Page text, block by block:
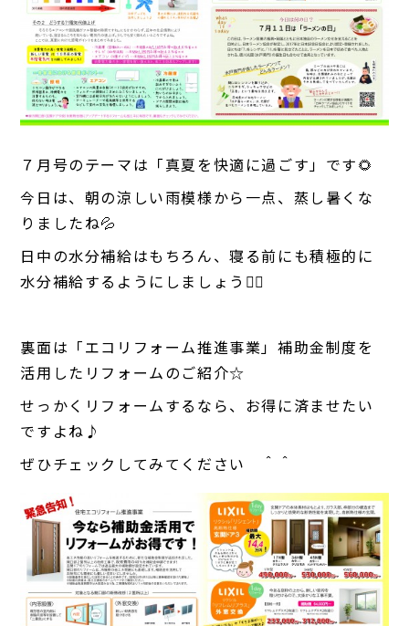
７月号のテーマは「真夏を快適に過ごす」です🌻
今日は、朝の涼しい雨模様から一点、蒸し暑くな
りましたね💦
日中の水分補給はもちろん、寝る前にも積極的に
水分補給するようにしましょう🙋‍♀
裏面は「エコリフォーム推進事業」補助金制度を
活用したリフォームのご紹介☆
せっかくリフォームするなら、お得に済ませたい
ですよね♪
ぜひチェックしてみてください ＾＾